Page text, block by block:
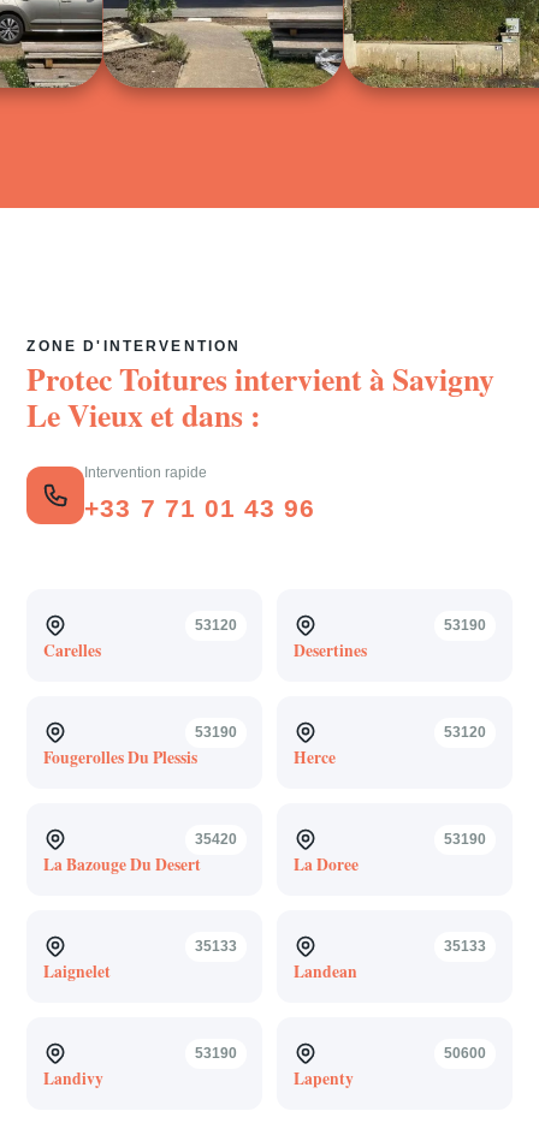
ZONE D'INTERVENTION
Protec Toitures intervient àSavigny
Le Vieuxet dans :
Intervention rapide
+33 7 71 01 43 96
53120
Carelles
53190
Desertines
53190
Fougerolles Du Plessis
53120
Herce
35420
La Bazouge Du Desert
53190
La Doree
35133
Laignelet
35133
Landean
53190
Landivy
50600
Lapenty